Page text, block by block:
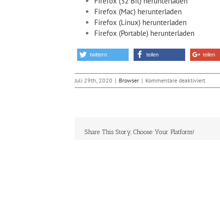
Firefox (Mac) herunterladen
Firefox (Linux) herunterladen
Firefox (Portable) herunterladen
twittern teilen teilen
Juli 29th, 2020 | Browser | Kommentare deaktiviertfür
Share This Story, Choose Your Platform!